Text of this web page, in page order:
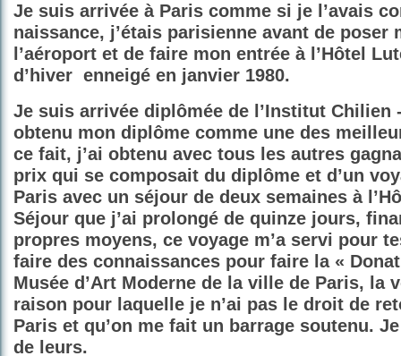
Je suis arrivée à Paris comme si je l’avais
naissance, j’étais parisienne avant de poser
l’aéroport et de faire mon entrée à l’Hôtel
d’hiver enneigé en janvier 1980.
Je suis arrivée diplômée de l’Institut Chilien
obtenu mon diplôme comme une des
ce fait, j’ai obtenu avec tous les autres
prix qui se composait du diplôme et d’un
Paris avec un séjour de deux semaines à
Séjour que j’ai prolongé de quinze jours,
propres moyens, ce voyage m’a servi pour
faire des connaissances pour faire la «
Musée d’Art Moderne de la ville de Paris, la
raison pour laquelle je n’ai pas le droit de
Paris et qu’on me fait un barrage soutenu.
de leurs.